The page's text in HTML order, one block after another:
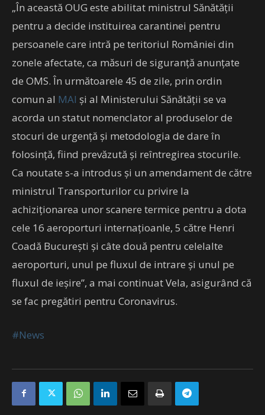
„În această OUG este abilitat ministrul Sănătății
pentru a decide instituirea carantinei pentru
persoanele care intră pe teritoriul României din
zonele afectate, ca măsuri de siguranță anunțate
de OMS. În următoarele 45 de zile, prin ordin
comun al MAI și al Ministerului Sănătății se va
acorda un statut nomenclator al produselor de
stocuri de urgență și metodologia de dare în
folosință, fiind prevăzută și reîntregirea stocurile.
Ca noutate s-a introdus și un amendament de către
ministrul Transporturilor cu privire la
achiziționarea unor scanere termice pentru a dota
cele 16 aeroporturi internațioanle, 5 către Henri
Coadă București și câte două pentru celelalte
aeroporturi, unul pe fluxul de intrare și unul pe
fluxul de ieșire”, a mai continuat Vela, asigurând că
se fac pregătiri pentru Coronavirus.
#News